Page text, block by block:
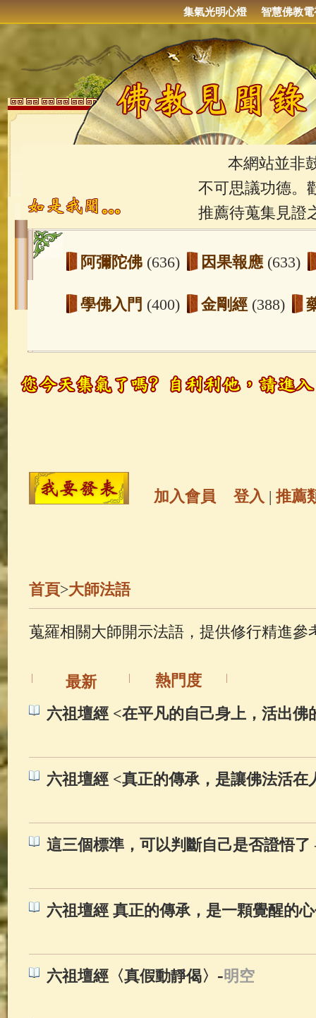
集氣光明心燈 智慧佛教電
本網站並非鼓
不可思議功德。
推薦待蒐集見證
阿彌陀佛 (636) 因果報應 (633)
學佛入門 (400) 金剛經 (388)
玉曆寶鈔(236) 地藏經(225)
觀世音菩薩 (147) 聖救度佛母(
金山活佛
善財童子五十三參
佛典故事 (37) 佛說療痔(腫瘤)
加入會員 登入 | 推薦
首頁>大師法語
蒐羅相關大師開示法語，提供修行精進參
最新
熱門度
六祖壇經 <在平凡的自己身上，活出佛
六祖壇經 <真正的傳承，是讓佛法活在
這三個標準，可以判斷自己是否證悟
六祖壇經 真正的傳承，是一顆覺醒的
六祖壇經〈真假動靜偈〉 -明空